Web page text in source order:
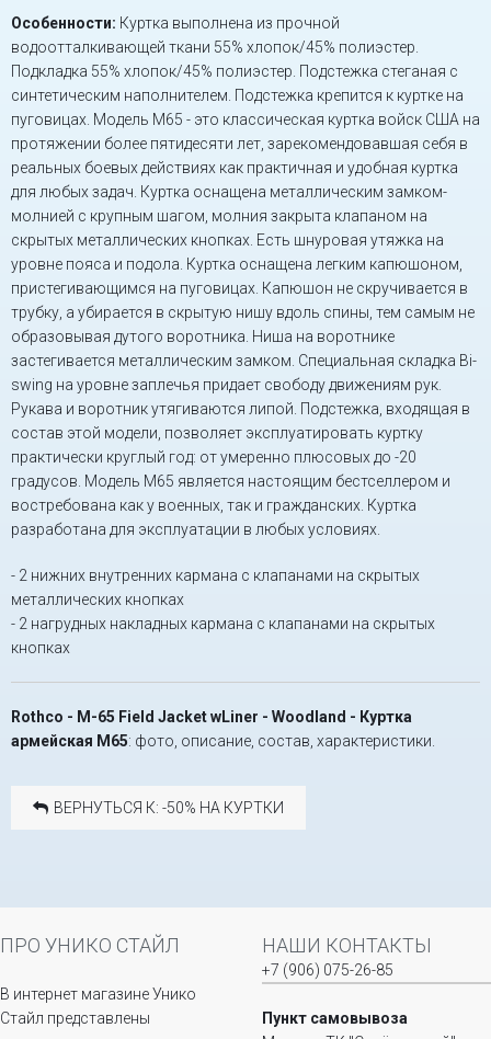
Особенности: Куртка выполнена из прочной
водоотталкивающей ткани 55% хлопок/45% полиэстер.
Подкладка 55% хлопок/45% полиэстер. Подстежка стеганая с
синтетическим наполнителем. Подстежка крепится к куртке на
пуговицах. Модель М65 - это классическая куртка войск США на
протяжении более пятидесяти лет, зарекомендовавшая себя в
реальных боевых действиях как практичная и удобная куртка
для любых задач. Куртка оснащена металлическим замком-
молнией с крупным шагом, молния закрыта клапаном на
скрытых металлических кнопках. Есть шнуровая утяжка на
уровне пояса и подола. Куртка оснащена легким капюшоном,
пристегивающимся на пуговицах. Капюшон не скручивается в
трубку, а убирается в скрытую нишу вдоль спины, тем самым не
образовывая дутого воротника. Ниша на воротнике
застегивается металлическим замком. Специальная складка Bi-
swing на уровне заплечья придает свободу движениям рук.
Рукава и воротник утягиваются липой. Подстежка, входящая в
состав этой модели, позволяет эксплуатировать куртку
практически круглый год: от умеренно плюсовых до -20
градусов. Модель М65 является настоящим бестселлером и
востребована как у военных, так и гражданских. Куртка
разработана для эксплуатации в любых условиях.
- 2 нижних внутренних кармана с клапанами на скрытых
металлических кнопках
- 2 нагрудных накладных кармана с клапанами на скрытых
кнопках
Rothco - M-65 Field Jacket wLiner - Woodland - Куртка
армейская М65: фото, описание, состав, характеристики.
ВЕРНУТЬСЯ К: -50% НА КУРТКИ
ПРО УНИКО СТАЙЛ
В интернет магазине Унико
Стайл представлены
НАШИ КОНТАКТЫ
+7 (906) 075-26-85
Пункт самовывоза